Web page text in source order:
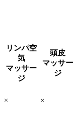
リンパ空
気
マッサー
ジ
頭皮
マッサー
ジ
× ×